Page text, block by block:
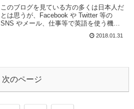
このブログを見ている方の多くは日本人だ
とは思うが、Facebook や Twitter 等の
SNS やメール、仕事等で英語を使う機会
人にとっては難しい言語だ。特にリーディ
2018.01.31
次のページ